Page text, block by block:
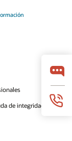
de integridad